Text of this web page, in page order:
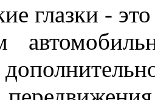
глазки -